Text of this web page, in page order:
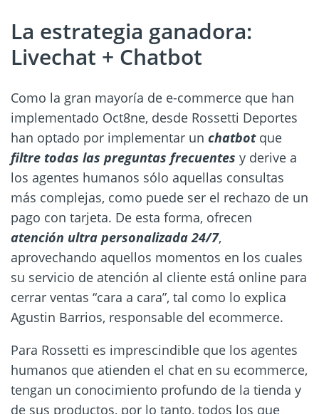
La estrategia ganadora:
Livechat + Chatbot
Como la gran mayoría de e-commerce que han
implementado Oct8ne, desde Rossetti Deportes
han optado por implementar un chatbot que
filtre todas las preguntas frecuentes y derive a
los agentes humanos sólo aquellas consultas
más complejas, como puede ser el rechazo de un
pago con tarjeta. De esta forma, ofrecen
atención ultra personalizada 24/7,
aprovechando aquellos momentos en los cuales
su servicio de atención al cliente está online para
cerrar ventas “cara a cara”, tal como lo explica
Agustin Barrios, responsable del ecommerce.
Para Rossetti es imprescindible que los agentes
humanos que atienden el chat en su ecommerce,
tengan un conocimiento profundo de la tienda y
de sus productos, por lo tanto, todos los que